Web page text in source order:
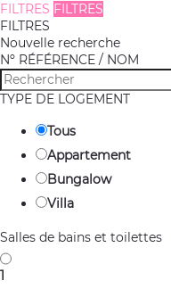
FILTRES FILTRES
FILTRES
Nouvelle recherche
Nº RÉFÉRENCE / NOM
TYPE DE LOGEMENT
Tous
Appartement
Bungalow
Villa
Salles de bains et toilettes
1